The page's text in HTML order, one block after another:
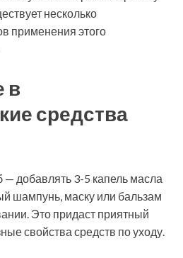
несколько
применения этого
в
средства
добавлять 3-5 капель масла
шампунь, маску или бальзам
Это придаст приятный
свойства средств по уходу.